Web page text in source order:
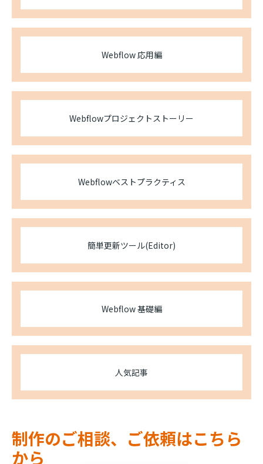
Webflow 応用編
Webflowプロジェクトストーリー
Webflowベストプラクティス
簡単更新ツール(Editor)
Webflow 基礎編
人気記事
制作のご相談、ご依頼はこちら
から